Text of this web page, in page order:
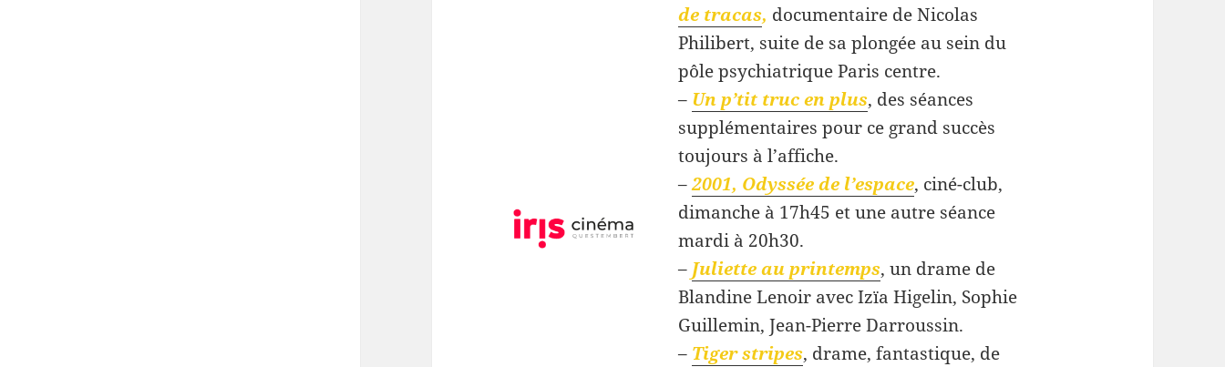
de tracas, documentaire de Nicolas
Philibert, suite de sa plongée au sein du
pôle psychiatrique Paris centre.
– Un p’tit truc en plus, des séances
supplémentaires pour ce grand succès
toujours à l’affiche.
–2001, Odyssée de l’espace, ciné-club,
dimanche à 17h45 et une autre séance
mardi à 20h30.
– Juliette au printemps, un drame de
Blandine Lenoir avec Izïa Higelin, Sophie
Guillemin, Jean-Pierre Darroussin.
– Tiger stripes, drame, fantastique, de